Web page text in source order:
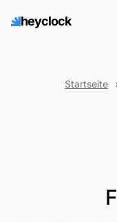
heyclock
Startseite